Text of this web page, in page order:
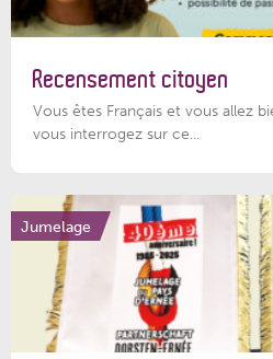
Recensement citoyen
Vous êtes Français et vous allez
vous interrogez sur ce...
Jumelage